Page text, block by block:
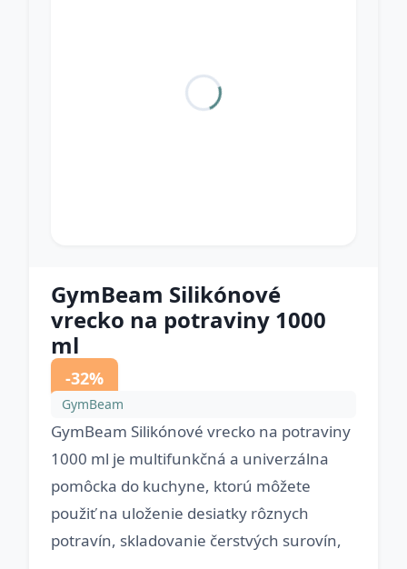
GymBeam Silikónové
vrecko na potraviny 1000
ml
-32%
GymBeam
GymBeam Silikónové vrecko na potraviny
1000 ml je multifunkčná a univerzálna
pomôcka do kuchyne, ktorú môžete
použiť na uloženie desiatky rôznych
potravín, skladovanie čerstvých surovín,